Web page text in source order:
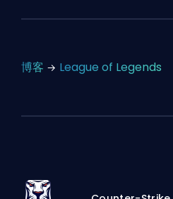
博客 League of Legends